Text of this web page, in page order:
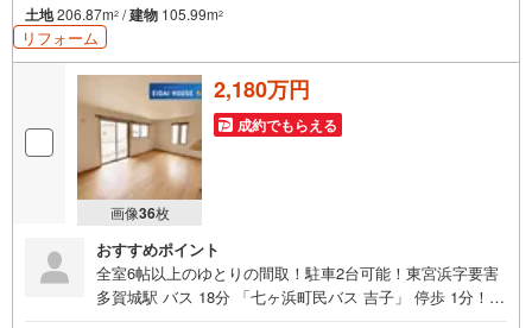
土地206.87m2 /建物 105.99m2
リフォーム
画像36枚
2,180万円
成約でもらえる
おすすめポイント
全室6帖以上のゆとりの間取！駐車2台可能！東宮浜字要害
多賀城駅 バス 18分 「七ヶ浜町民バス 吉子」 停歩 1分！～